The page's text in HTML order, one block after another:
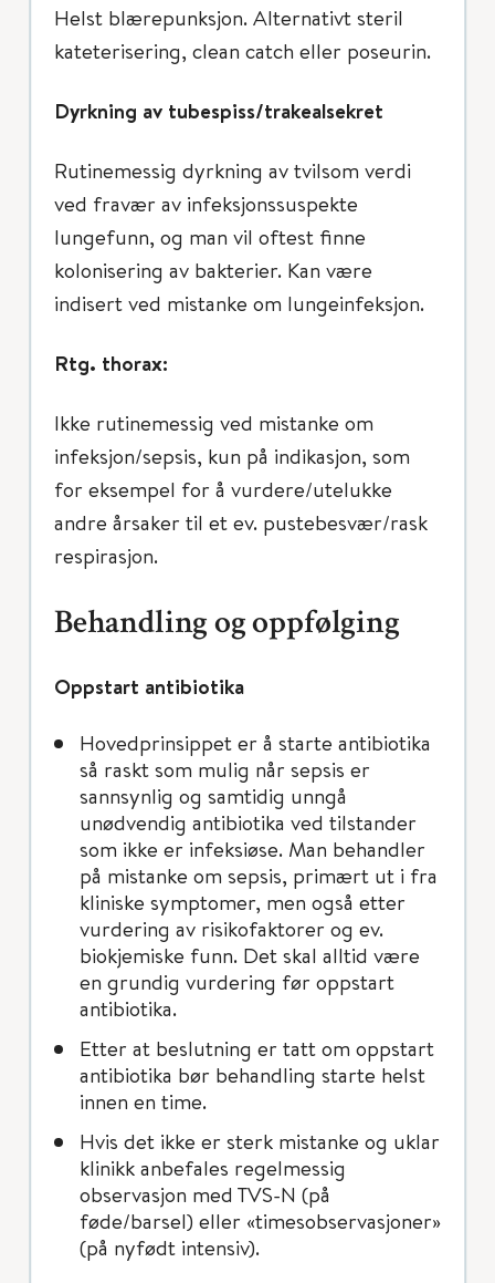
Helst blærepunksjon. Alternativt steril
kateterisering, clean catch eller poseurin.
Dyrkning av tubespiss/trakealsekret
Rutinemessig dyrkning av tvilsom verdi
ved fravær av infeksjonssuspekte
lungefunn, og man vil oftest finne
kolonisering av bakterier. Kan være
indisert ved mistanke om lungeinfeksjon.
Rtg. thorax:
Ikke rutinemessig ved mistanke om
infeksjon/sepsis, kun på indikasjon, som
for eksempel for å vurdere/utelukke
andre årsaker til et ev. pustebesvær/rask
respirasjon.
Behandling og oppfølging
Oppstart antibiotika
Hovedprinsippet er å starte antibiotika
så raskt som mulig når sepsis er
sannsynlig og samtidig unngå
unødvendig antibiotika ved tilstander
som ikke er infeksiøse. Man behandler
på mistanke om sepsis, primært ut i fra
kliniske symptomer, men også etter
vurdering av risikofaktorer og ev.
biokjemiske funn. Det skal alltid være
en grundig vurdering før oppstart
antibiotika.
Etter at beslutning er tatt om oppstart
antibiotika bør behandling starte helst
innen en time.
Hvis det ikke er sterk mistanke og uklar
klinikk anbefales regelmessig
observasjon med TVS-N (på
føde/barsel) eller «timesobservasjoner»
(på nyfødt intensiv).